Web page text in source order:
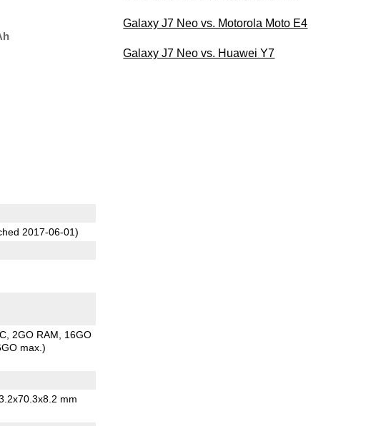
2017-06-01)
2GO RAM
16GO
max.)
mm
Galaxy J7 Neo vs. Motorola Moto E4
Galaxy J7 Neo vs. Huawei Y7